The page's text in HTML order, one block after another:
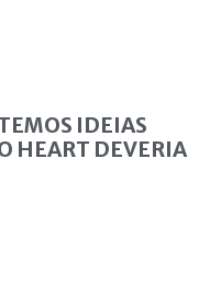
IDEIAS
HEART DEVERIA